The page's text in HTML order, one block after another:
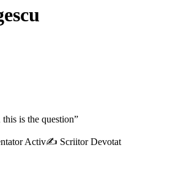
is the question”
Activ✍️ Scriitor Devotat